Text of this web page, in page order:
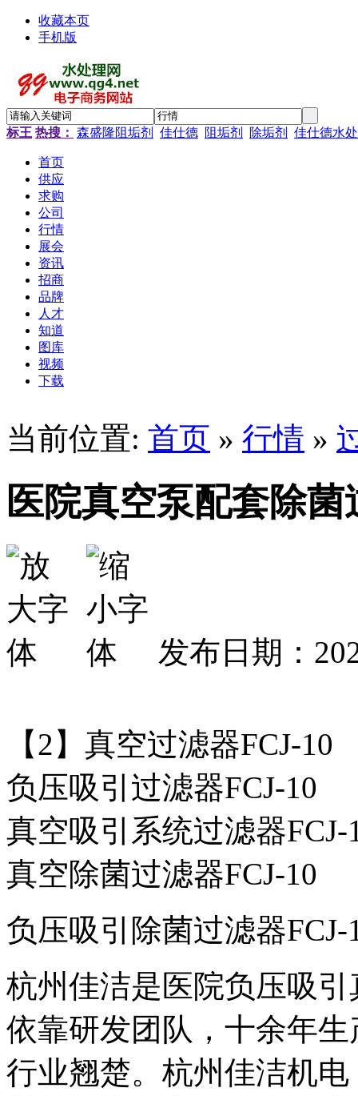
收藏本页
手机版
标王 热搜： 森盛隆阻垢剂 佳仕德 阻垢剂 除垢剂 佳仕德水
首页
供应
求购
公司
行情
展会
资讯
招商
品牌
人才
知道
图库
视频
下载
当前位置: 首页 » 行情 »
医院真空泵配套除
发布日期：
【2】真空过滤器FCJ-10
负压吸引过滤器FCJ-10
真空吸引系统过滤器FCJ-
真空除菌过滤器FCJ-10
负压吸引除菌过滤器FCJ-
杭州佳洁是医院负压吸
依靠研发团队，十余年
行业翘楚。杭州佳洁机